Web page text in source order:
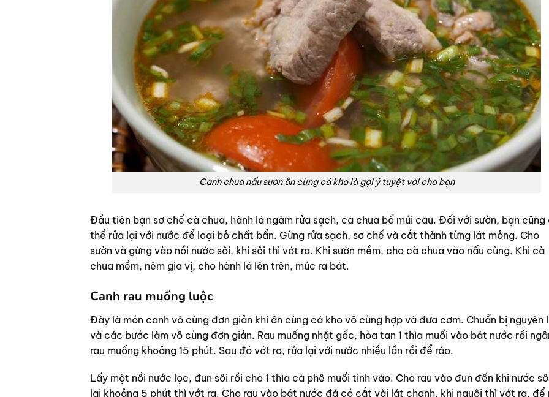
Canh chua nấu sườn ăn cùng cá kho là gợi ý tuyệt vời cho bạn
Đầu tiên bạn sơ chế cà chua, hành lá ngâm rửa sạch, cà chua bổ múi cau. Đối với sườn, bạn cũng
thể rửa lại với nước để loại bỏ chất bẩn. Gừng rửa sạch, sơ chế và cắt thành từng lát mỏng. Cho
sườn và gừng vào nồi nước sôi, khi sôi thì vớt ra. Khi sườn mềm, cho cà chua vào nấu cùng. Khi cà
chua mềm, nêm gia vị, cho hành lá lên trên, múc ra bát.
Canh rau muống luộc
Đây là món canh vô cùng đơn giản khi ăn cùng cá kho vô cùng hợp và đưa cơm. Chuẩn bị nguyên
và các bước làm vô cùng đơn giản. Rau muống nhặt gốc, hòa tan 1 thìa muối vào bát nước rồi
rau muống khoảng 15 phút. Sau đó vớt ra, rửa lại với nước nhiều lần rồi để ráo.
Lấy một nồi nước lọc, đun sôi rồi cho 1 thìa cà phê muối tinh vào. Cho rau vào đun đến khi nước
lại khoảng 5 phút thì vớt ra. Cho rau vào bát nước đá có cắt vài lát chanh, khi nguội thì vớt ra, để